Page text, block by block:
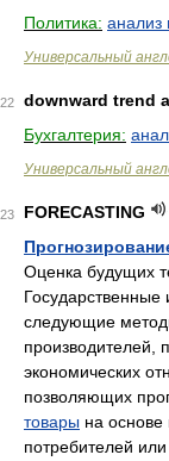
Политика: анализ
Универсальный
downward trend
Бухгалтерия:
Универсальный
FORECASTING
Оценка будущих
Государственные
следующие
производителей,
экономических
позволяющих
товары на основе
потребителей